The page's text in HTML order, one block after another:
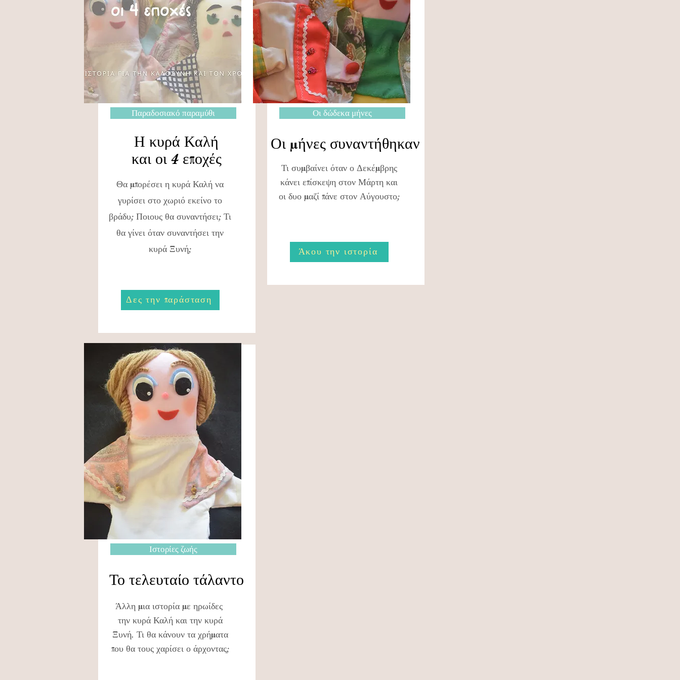
Παραδοσιακό παραμύθι
Η κυρά Καλή
και οι 4 εποχές
Θα μπορέσει η κυρά Καλή να
γυρίσει στο χωριό εκείνο το
βράδυ; Ποιους θα συναντήσει; Τι
θα γίνει όταν συναντήσει την
κυρά Ξυνή;
Δες την παράσταση
Οι δώδεκα μήνες
Οι μήνες συναντήθηκαν
Τι συμβαίνει όταν ο Δεκέμβρης
κάνει επίσκεψη στον Μάρτη και
οι δυο μαζί πάνε στον Αύγουστο;
Άκου την ιστορία
Ιστορίες ζωής
Το τελευταίο τάλαντο
Άλλη μια ιστορία με ηρωίδες
την κυρά Καλή και την κυρά
Ξυνή. Τι θα κάνουν τα χρήματα
που θα τους χαρίσει ο άρχοντας;